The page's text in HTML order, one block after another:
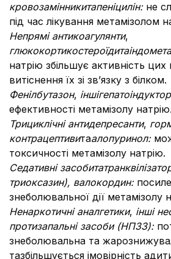
кровозамінникитапеніцилін: не
під час лікування метамізолом
Непрямі антикоагулянти,
глюкокортикостероїдита
натрію збільшує активність
витіснення їх зі зв’язку з білком.
Фенілбутазон, інші
ефективності метамізолу натрію.
Трициклічні антидепресанти,
контрацептивитаалопуринол:
токсичності метамізолу натрію.
Седативні засобита
триоксазин), валокордин:
знеболювальної дії метамізолу
Ненаркотичні аналгетики, інші
протизапальні засоби (НПЗЗ):
знеболювальна та
тазбільшується імовірність